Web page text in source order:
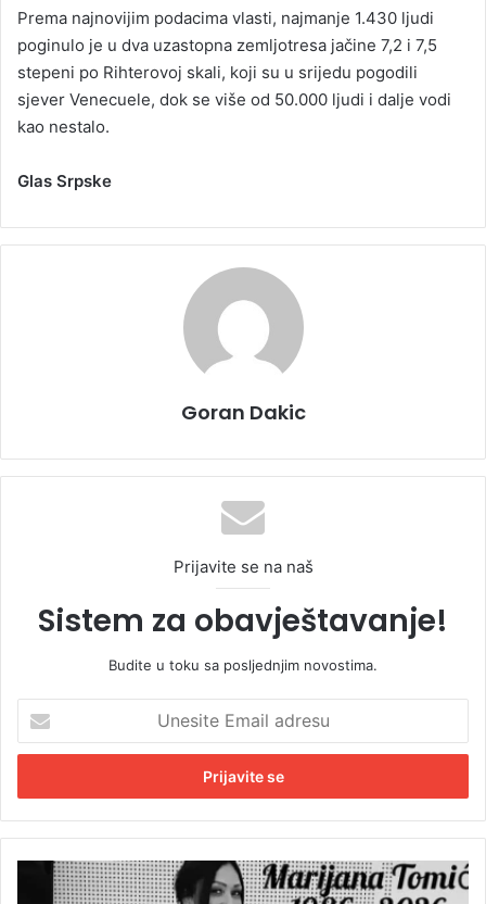
Prema najnovijim podacima vlasti, najmanje 1.430 ljudi
poginulo je u dva uzastopna zemljotresa jačine 7,2 i 7,5
stepeni po Rihterovoj skali, koji su u srijedu pogodili
sjever Venecuele, dok se više od 50.000 ljudi i dalje vodi
kao nestalo.
Glas Srpske
Goran Dakic
Prijavite se na naš
Sistem za obavještavanje!
Budite u toku sa posljednjim novostima.
e
i
t